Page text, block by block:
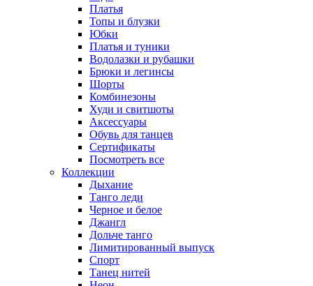
Платья
Топы и блузки
Юбки
Платья и туники
Водолазки и рубашки
Брюки и легинсы
Шорты
Комбинезоны
Худи и свитшоты
Аксессуары
Обувь для танцев
Сертификаты
Посмотреть все
Коллекции
Дыхание
Танго леди
Черное и белое
Джангл
Дольче танго
Лимитированный выпуск
Спорт
Танец нитей